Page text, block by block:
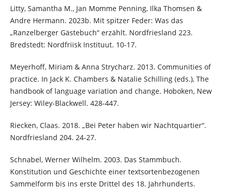
Litty, Samantha M., Jan Momme Penning, Ilka Thomsen &
Andre Hermann. 2023b. Mit spitzer Feder: Was das
„Ranzelberger Gästebuch“ erzählt. Nordfriesland 223.
Bredstedt: Nordfriisk Instituut. 10-17.
Meyerhoff, Miriam & Anna Strycharz. 2013. Communities of
practice. In Jack K. Chambers & Natalie Schilling (eds.), The
handbook of language variation and change. Hoboken, New
Jersey: Wiley-Blackwell. 428-447.
Riecken, Claas. 2018. „Bei Peter haben wir Nachtquartier“.
Nordfriesland 204. 24-27.
Schnabel, Werner Wilhelm. 2003. Das Stammbuch.
Konstitution und Geschichte einer textsortenbezogenen
Sammelform bis ins erste Drittel des 18. Jahrhunderts.